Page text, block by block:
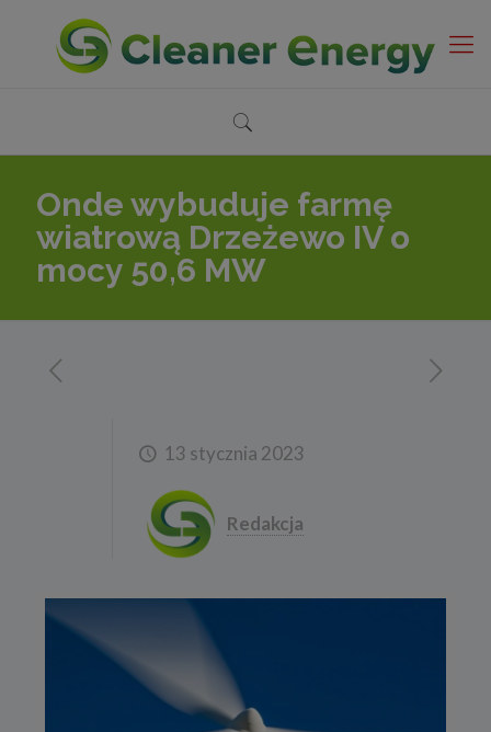
Onde wybuduje farmę
wiatrową Drzeżewo IV o
mocy 50,6 MW
13 stycznia 2023
Redakcja